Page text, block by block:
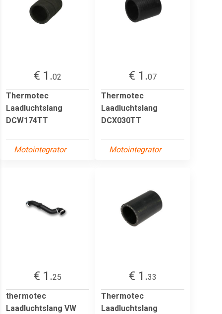
€ 1.02
Thermotec
Laadluchtslang
DCW174TT
Motointegrator
€ 1.07
Thermotec
Laadluchtslang
DCX030TT
Motointegrator
€ 1.25
thermotec
Laadluchtslang VW
€ 1.33
Thermotec
Laadluchtslang